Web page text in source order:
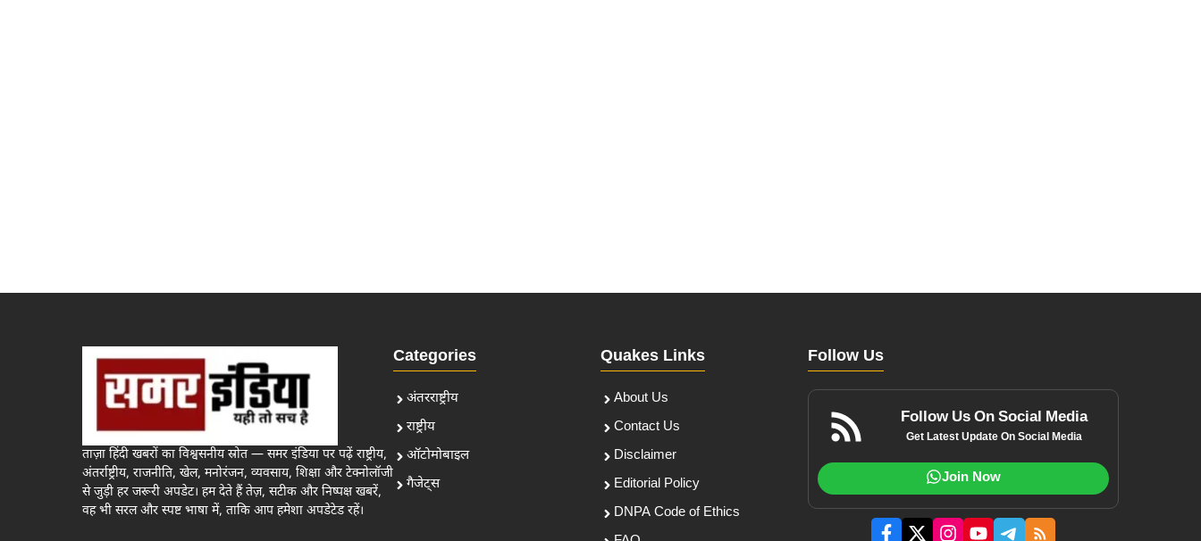
ताज़ा हिंदी खबरों का विश्वसनीय स्रोत — समर इंडिया पर पढ़ें राष्ट्रीय,
अंतर्राष्ट्रीय, राजनीति, खेल, मनोरंजन, व्यवसाय, शिक्षा और टेक्नोलॉजी
से जुड़ी हर जरूरी अपडेट। हम देते हैं तेज़, सटीक और निष्पक्ष खबरें,
वह भी सरल और स्पष्ट भाषा में, ताकि आप हमेशा अपडेटेड रहें।
Categories
अंतरराष्ट्रीय
राष्ट्रीय
ऑटोमोबाइल
गैजेट्स
Quakes Links
About Us
Contact Us
Disclaimer
Editorial Policy
DNPA Code of Ethics
Follow Us
Follow Us On Social Media
Get Latest Update On Social Media
Join Now